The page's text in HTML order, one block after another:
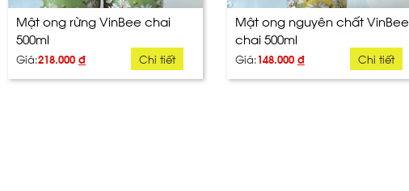
Mật ong rừng VinBee chai
500ml
Giá:218.000 đ Chi tiết
Mật ong nguyên chất VinBee
chai 500ml
Giá:148.000 đ Chi tiết